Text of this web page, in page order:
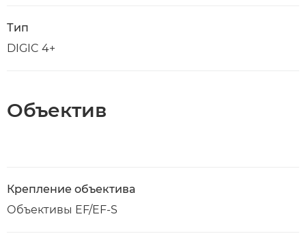
Тип
DIGIC 4+
Объектив
Крепление объектива
Объективы EF/EF-S